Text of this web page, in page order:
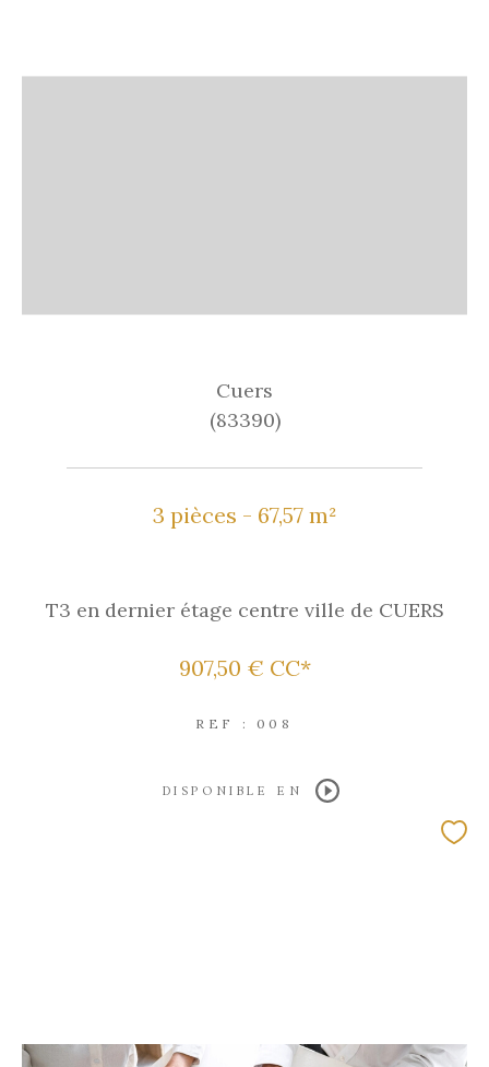
Cuers
(83390)
3 pièces - 67,57 m²
T3 en dernier étage centre ville de CUERS
907,50 € CC*
REF : 008
DISPONIBLE EN